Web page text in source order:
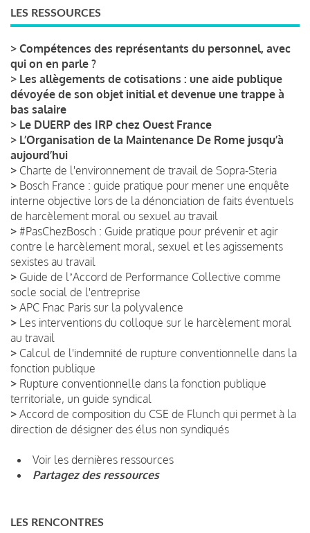
LES RESSOURCES
> Compétences des représentants du personnel, avec
qui on en parle ?
> Les allègements de cotisations : une aide publique
dévoyée de son objet initial et devenue une trappe à
bas salaire
> Le DUERP des IRP chez Ouest France
> L’Organisation de la Maintenance De Rome jusqu’à
aujourd’hui
> Charte de l'environnement de travail de Sopra-Steria
> Bosch France : guide pratique pour mener une enquête
interne objective lors de la dénonciation de faits éventuels
de harcèlement moral ou sexuel au travail
> #PasChezBosch : Guide pratique pour prévenir et agir
contre le harcèlement moral, sexuel et les agissements
sexistes au travail
> Guide de lʼAccord de Performance Collective comme
socle social de l'entreprise
> APC Fnac Paris sur la polyvalence
> Les interventions du colloque sur le harcèlement moral
au travail
> Calcul de l'indemnité de rupture conventionnelle dans la
fonction publique
> Rupture conventionnelle dans la fonction publique
territoriale, un guide syndical
> Accord de composition du CSE de Flunch qui permet à la
direction de désigner des élus non syndiqués
Voir les dernières ressources
Partagez des ressources
LES RENCONTRES